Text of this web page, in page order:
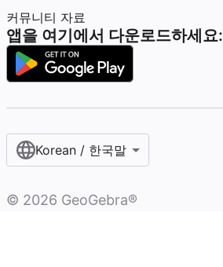
커뮤니티 자료
앱을 여기에서 다운로드하세요:
Korean / 한국말‎
© 2026 GeoGebra®